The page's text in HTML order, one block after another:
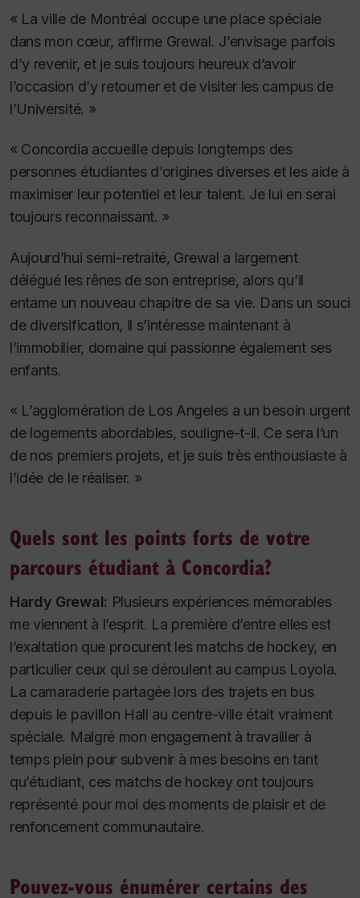
« La ville de Montréal occupe une place spéciale
dans mon cœur, affirme Grewal. J’envisage parfois
d’y revenir, et je suis toujours heureux d’avoir
l’occasion d’y retourner et de visiter les campus de
l’Université. »
« Concordia accueille depuis longtemps des
personnes étudiantes d’origines diverses et les aide à
maximiser leur potentiel et leur talent. Je lui en serai
toujours reconnaissant. »
Aujourd’hui semi-retraité, Grewal a largement
délégué les rênes de son entreprise, alors qu’il
entame un nouveau chapitre de sa vie. Dans un souci
de diversification, il s’intéresse maintenant à
l’immobilier, domaine qui passionne également ses
enfants.
« L’agglomération de Los Angeles a un besoin urgent
de logements abordables, souligne-t-il. Ce sera l’un
de nos premiers projets, et je suis très enthousiaste à
l’idée de le réaliser. »
Quels sont les points forts de votre
parcours étudiant à Concordia?
Hardy Grewal: Plusieurs expériences mémorables
me viennent à l’esprit. La première d’entre elles est
l’exaltation que procurent les matchs de hockey, en
particulier ceux qui se déroulent au campus Loyola.
La camaraderie partagée lors des trajets en bus
depuis le pavillon Hall au centre-ville était vraiment
spéciale. Malgré mon engagement à travailler à
temps plein pour subvenir à mes besoins en tant
qu’étudiant, ces matchs de hockey ont toujours
représenté pour moi des moments de plaisir et de
renfoncement communautaire.
Pouvez-vous énumérer certains des